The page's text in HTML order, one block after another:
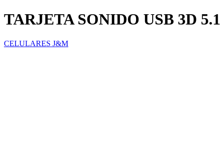
TARJETA SONIDO USB 3D 5.1
CELULARES J&M